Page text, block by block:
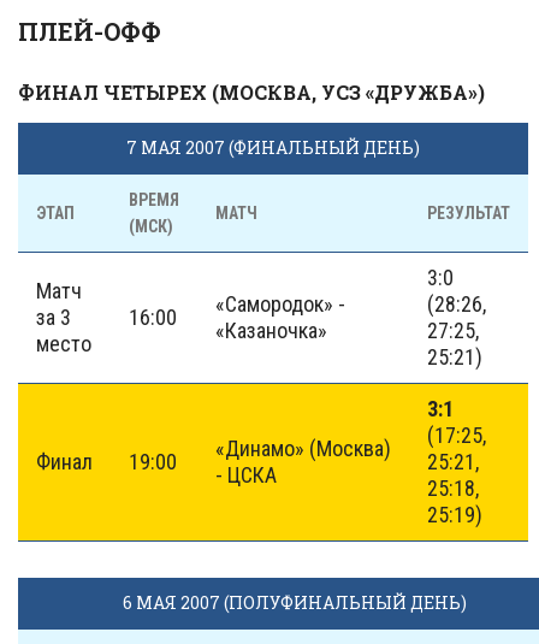
ПЛЕЙ-ОФФ
ФИНАЛ ЧЕТЫРЕХ (МОСКВА, УСЗ «ДРУЖБА»)
7 МАЯ 2007 (ФИНАЛЬНЫЙ ДЕНЬ)
ЭТАП
ВРЕМЯ
(МСК)
МАТЧ РЕЗУЛЬТАТ
Матч
за 3
место
16:00
«Самородок» -
«Казаночка»
3:0
(28:26,
27:25,
25:21)
Финал 19:00
«Динамо» (Москва)
- ЦСКА
3:1
(17:25,
25:21,
25:18,
25:19)
6 МАЯ 2007 (ПОЛУФИНАЛЬНЫЙ ДЕНЬ)